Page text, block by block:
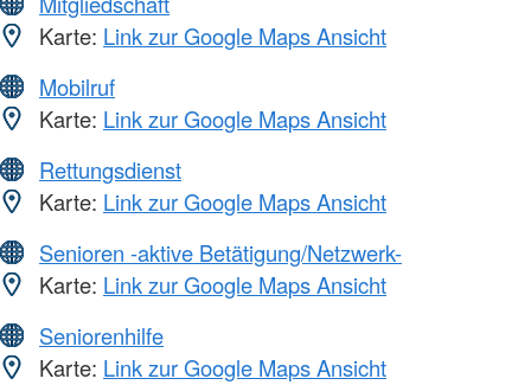
Karte: Link zur Google Maps Ansicht
Mobilruf
Karte: Link zur Google Maps Ansicht
Rettungsdienst
Karte: Link zur Google Maps Ansicht
Senioren -aktive Betätigung/Netzwerk-
Karte: Link zur Google Maps Ansicht
Seniorenhilfe
Karte: Link zur Google Maps Ansicht